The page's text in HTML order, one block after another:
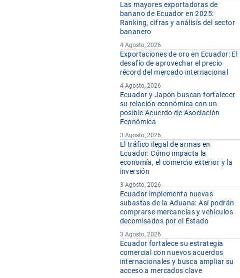
Las mayores exportadoras de
banano de Ecuador en 2025:
Ranking, cifras y análisis del sector
bananero
4 Agosto, 2026
Exportaciones de oro en Ecuador: El
desafío de aprovechar el precio
récord del mercado internacional
4 Agosto, 2026
Ecuador y Japón buscan fortalecer
su relación económica con un
posible Acuerdo de Asociación
Económica
3 Agosto, 2026
El tráfico ilegal de armas en
Ecuador: Cómo impacta la
economía, el comercio exterior y la
inversión
3 Agosto, 2026
Ecuador implementa nuevas
subastas de la Aduana: Así podrán
comprarse mercancías y vehículos
decomisados por el Estado
3 Agosto, 2026
Ecuador fortalece su estrategia
comercial con nuevos acuerdos
internacionales y busca ampliar su
acceso a mercados clave